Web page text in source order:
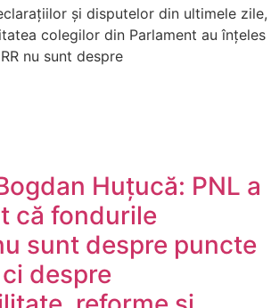
și disputelor din ultimele zile,
colegilor din Parlament au înțeles
nu sunt despre
Huțucă: PNL a
că fondurile
sunt despre puncte
despre